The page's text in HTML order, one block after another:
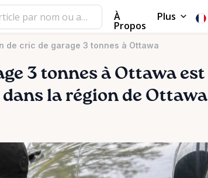
À
Propos
Plus
de cric de garage 3 tonnes à Ottawa
3 tonnes à Ottawa est
la région de Ottawa